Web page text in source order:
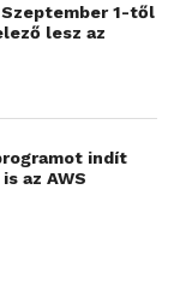
1-től
lesz az
indít
az AWS